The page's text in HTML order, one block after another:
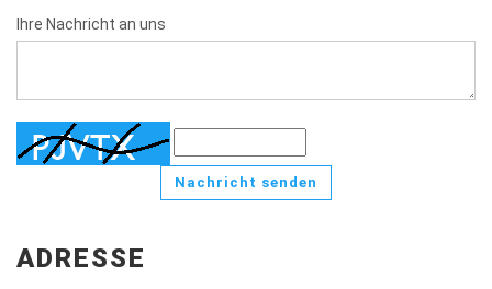
Ihre Nachricht an uns
Nachricht senden
ADRESSE